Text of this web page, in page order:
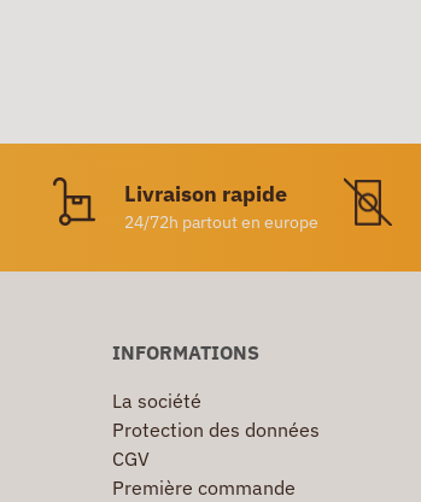
Livraison rapide
24/72h partout en europe
INFORMATIONS
La société
Protection des données
CGV
Première commande